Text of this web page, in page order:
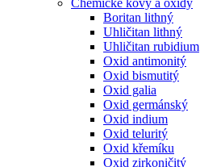
Chemické kovy a oxidy
Boritan lithný
Uhličitan lithný
Uhličitan rubidium
Oxid antimonitý
Oxid bismutitý
Oxid galia
Oxid germánský
Oxid indium
Oxid teluritý
Oxid křemíku
Oxid zirkoničitý